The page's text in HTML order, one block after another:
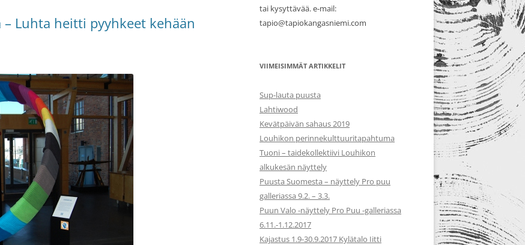
– Luhta heitti pyyhkeet kehään
tai kysyttävää. e-mail:
tapio@tapiokangasniemi.com
VIIMEISIMMÄT ARTIKKELIT
Sup-lauta puusta
Lahtiwood
Kevätpäivän sahaus 2019
Louhikon perinnekulttuuritapahtuma
Tuoni – taidekollektiivi Louhikon
alkukesän näyttely
Puusta Suomesta – näyttely Pro puu
galleriassa 9.2. – 3.3.
Puun Valo -näyttely Pro Puu -galleriassa
6.11.-1.12.2017
Kajastus 1.9-30.9.2017 Kylätalo Iitti